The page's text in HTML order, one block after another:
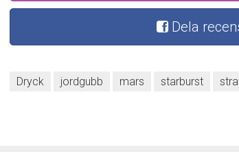
Dela
Dryck jordgubb mars starburst